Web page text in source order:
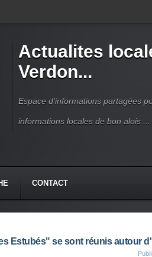
Actualites
Verdon...
Espace d'informations partagées
informations locales de bon alois
CONTACT
Estubés" se sont réunis autour